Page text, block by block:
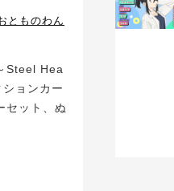
とものわん
Steel Hea
ョンカー
セット、ぬ